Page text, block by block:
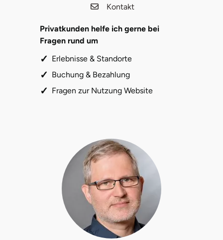
Kontakt
Privatkunden helfe ich gerne bei
Fragen rund um
Erlebnisse & Standorte
Buchung & Bezahlung
Fragen zur Nutzung Website
Potsdam-Mittelmark
Regensburg